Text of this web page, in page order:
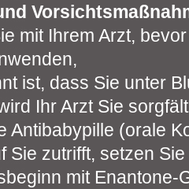
mit Ihrem Arzt,
ist, dass Sie unter
Ihr Arzt Sie
Antibabypille (orale
Sie zutrifft, setzen
mit Enantone-